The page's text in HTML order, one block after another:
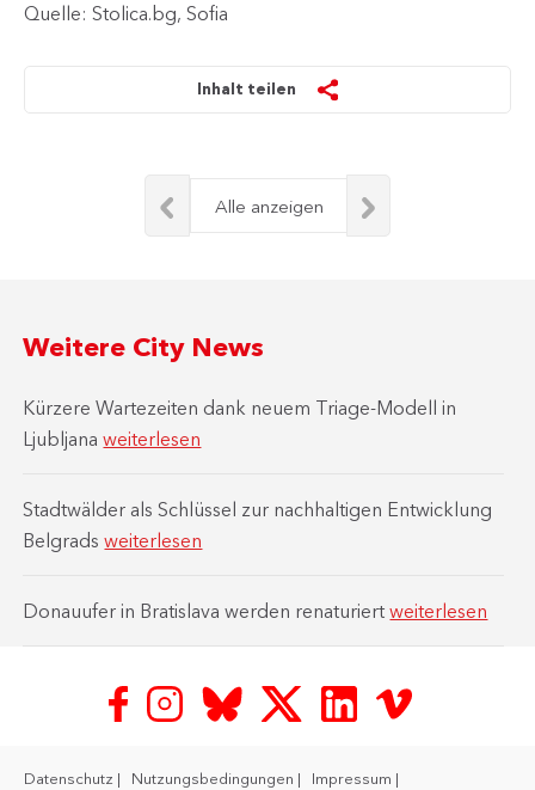
Quelle: Stolica.bg, Sofia
Inhalt teilen
Alle anzeigen
Weitere City News
Kürzere Wartezeiten dank neuem Triage-Modell in
Ljubljanaweiterlesen
Stadtwälder als Schlüssel zur nachhaltigen Entwicklung
Belgradsweiterlesen
Donauufer in Bratislava werden renaturiertweiterlesen
Datenschutz Nutzungsbedingungen Impressum